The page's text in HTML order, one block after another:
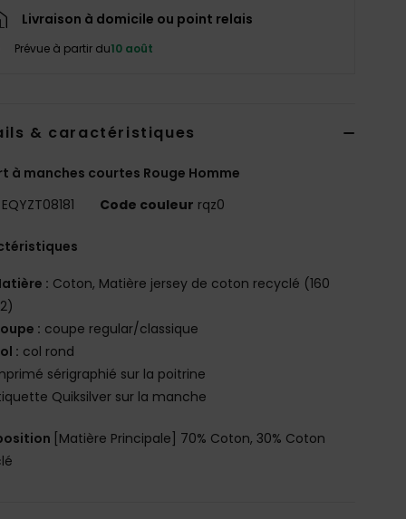
Livraison à domicile ou point relais
Prévue à partir du10 août
& caractéristiques
à manches courtes Rouge Homme
EQYZT08181 Code couleur rqz0
: Coton, Matière jersey de coton recyclé (160
: coupe regular/classique
: col rond
sérigraphié sur la poitrine
Quiksilver sur la manche
[Matière Principale] 70% Coton, 30% Coton